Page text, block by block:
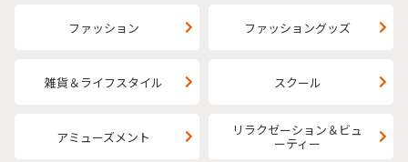
ファッション ファッショングッズ
雑貨＆ライフスタイル スクール
アミューズメント リラクゼーション＆ビュ
ーティー